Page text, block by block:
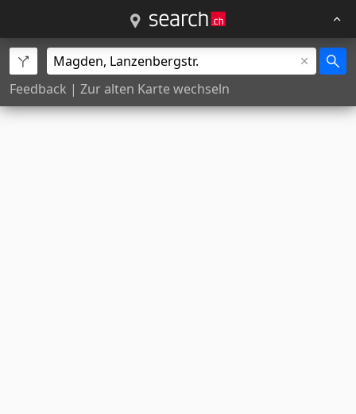
Feedback | Zur alten Karte wechseln